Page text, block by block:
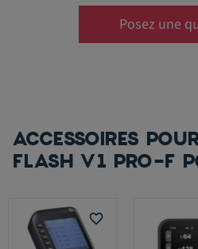
Posez une
ACCESSOIRES
FLASH V1 PRO-F
favorite_border